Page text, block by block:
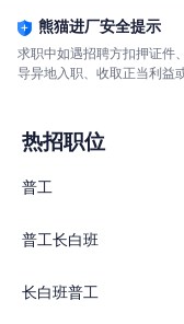
熊猫进厂安全提示
求职中如遇招聘方扣押证件
导异地入职、收取正当利益
热招职位
普工
普工长白班
长白班普工